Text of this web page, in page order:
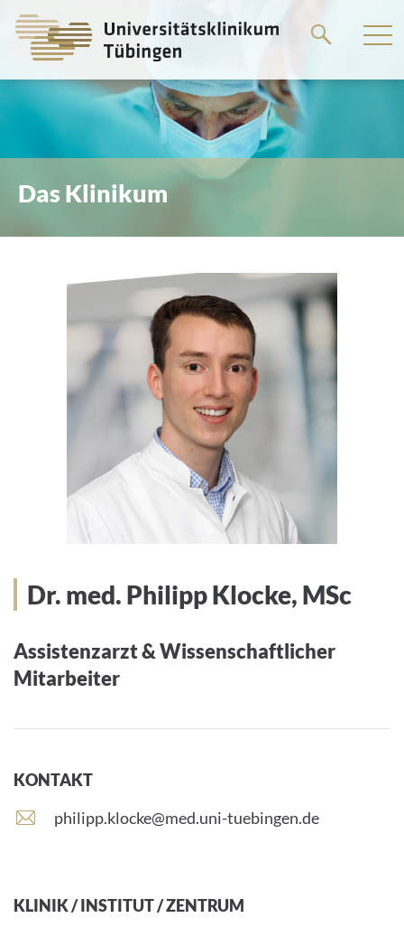
zum
Das Klinikum
Dr. med. Philipp Klocke, MSc
Assistenzarzt & Wissenschaftlicher
Mitarbeiter
KONTAKT
E
i
l
philipp.klocke@med.uni-tuebingen.de
KLINIK / INSTITUT / ZENTRUM